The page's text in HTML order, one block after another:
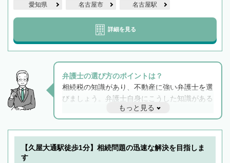
愛知県 名古屋市 名古屋駅
詳細を見る
弁護士の選び方のポイントは？
相続税の知識があり、不動産に強い弁護士を選
びましょう。弁護士自身にこうした知識がある
と他士業との連携もスムーズに進み、トラブル
解決のみならず相続をトータルで任せることが
できます。また、相続は感情がからむ分野なの
でフィーリングも重要です。実際に電話や面談
もっと見る
【久屋大通駅徒歩1分】相続問題の迅速な解決を目指しま
す